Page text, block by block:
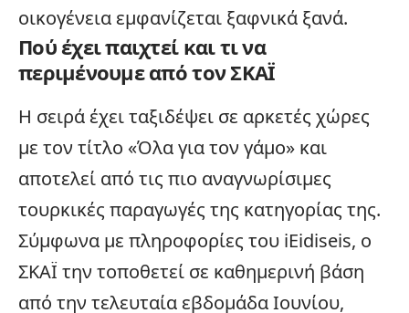
οικογένεια εμφανίζεται ξαφνικά ξανά.
Πού έχει παιχτεί και τι να
περιμένουμε από τον ΣΚΑΪ
Η σειρά έχει ταξιδέψει σε αρκετές χώρες
με τον τίτλο «Όλα για τον γάμο» και
αποτελεί από τις πιο αναγνωρίσιμες
τουρκικές παραγωγές της κατηγορίας της.
Σύμφωνα με πληροφορίες του iEidiseis, ο
ΣΚΑΪ την τοποθετεί σε καθημερινή βάση
από την τελευταία εβδομάδα Ιουνίου,